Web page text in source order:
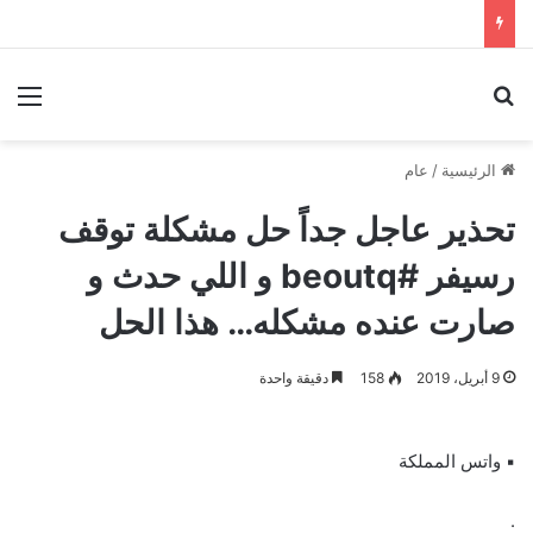
الرئيسية / عام
تحذير عاجل جداً حل مشكلة توقف
رسيفر #beoutq و اللي حدث و
صارت عنده مشكله… هذا الحل
9 أبريل، 2019 158 دقيقة واحدة
▪︎ واتس المملكة
.